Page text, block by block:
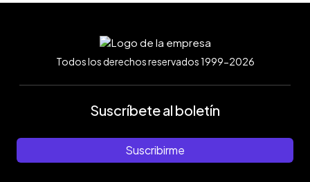
Todos los derechos reservados 1999-2026
Suscríbete al boletín
Suscribirme